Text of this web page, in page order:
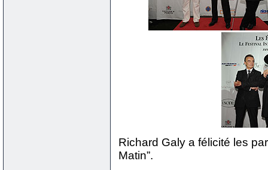
Richard Galy a félicité les
Matin”.